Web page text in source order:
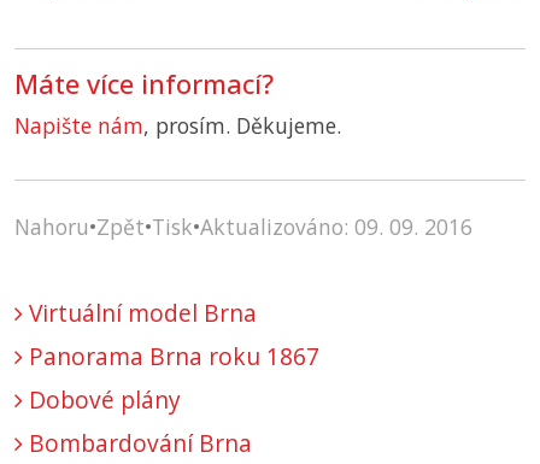
Máte více informací?
Napište nám, prosím. Děkujeme.
Nahoru•Zpět•Tisk•Aktualizováno: 09. 09. 2016
Virtuální model Brna
Panorama Brna roku 1867
Dobové plány
Bombardování Brna